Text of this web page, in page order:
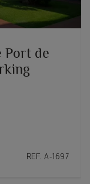
Port de
REF. A-1697